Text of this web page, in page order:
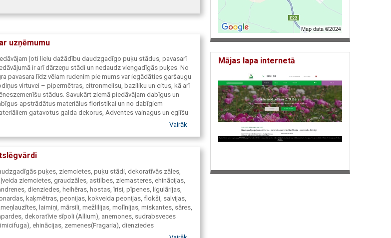
uzņēmumu
ļoti lielu dažādību daudzgadīgo puķu stādus, pavasarī
ir arī dārzeņu stādi un nedaudz viengadīgās puķes. No
pavasara līdz vēlam rudenim pie mums var iegādāties garšaugu
virtuvei – pipermētras, citronmelisu, baziliku un citus, kā arī
stādus. Savukārt ziemā piedāvājam dabīgus un
apstrādātus materiālus floristikai un no dabīgiem
gatavotus galda dekorus, Adventes vainagus un eglīšu
tur, kur dobei uz zemes nav vietas. Esam sadarbības partneri
puķu stādu audzētājam un eksportētājam
horticulture import – export” - un sīpolpuķu
– eksportētājam „Jac Uittenbogaard & Zonen BV”
Jau vairāk kā gadu esam Betonggrejer Aland betona figūru
Latvijā.
jaunums – kaltēti, malti garšaugi un tējas paciņās.
Vairāk
puķes, ziemcietes, puķu stādi, dekoratīvās zāles,
ziemcietes, graudzāles, astilbes, ziemasteres, ehinācijas,
dienziedes, heihēras, hostas, īrisi, pīpenes, ligulārijas,
kaķmētras, peonijas, kokveida peonijas, flokši, salvijas,
laimiņi, mārsili, mežlilijas, molīnijas, miskantes, sāres,
dekoratīvie sīpoli (Allium), anemones, sudrabsveces
ehinācijas, zemenes(Fragaria), dienziedes
lilijas, kaķmētras (Nepeta), peonijas, flokši (Phlox),
Mājas lapa internetā